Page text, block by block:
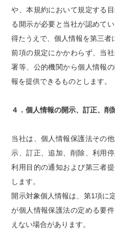
や、本規約において規定する
る開示が必要と当社が認めて
得たうえで、個人情報を第三者
前項の規定にかかわらず、当
署等、公的機関から個人情報
報を提供できるものとします。
４．個人情報の開示、訂正、削
当社は、個人情報保護法その
示、訂正、追加、削除、利用
利用目的の通知および第三者
します。
開示対象個人情報は、第1項に
が個人情報保護法の定める要
えない場合があります。